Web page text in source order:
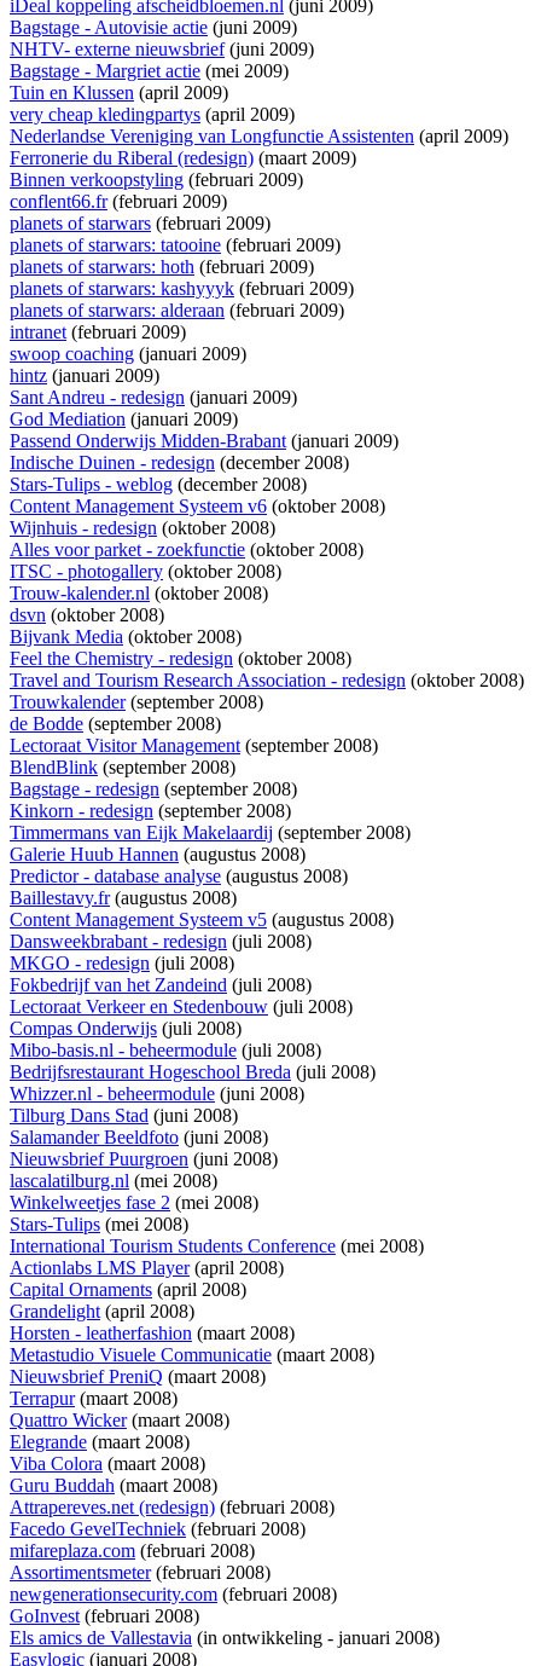
iDeal koppeling afscheidbloemen.nl (juni 2009)
Bagstage - Autovisie actie (juni 2009)
NHTV- externe nieuwsbrief(juni 2009)
Bagstage - Margriet actie (mei 2009)
Tuin en Klussen (april 2009)
very cheap kledingpartys (april 2009)
Nederlandse Vereniging van Longfunctie Assistenten (april 2009)
Ferronerie du Riberal (redesign) (maart 2009)
Binnen verkoopstyling (februari 2009)
conflent66.fr(februari 2009)
planets of starwars (februari 2009)
planets of starwars: tatooine (februari 2009)
planets of starwars: hoth (februari 2009)
planets of starwars: kashyyyk (februari 2009)
planets of starwars: alderaan (februari 2009)
intranet(februari 2009)
swoop coaching (januari 2009)
hintz (januari 2009)
Sant Andreu - redesign (januari 2009)
God Mediation (januari 2009)
Passend Onderwijs Midden-Brabant(januari 2009)
Indische Duinen - redesign (december 2008)
Stars-Tulips - weblog (december 2008)
Content Management Systeem v6 (oktober 2008)
Wijnhuis - redesign (oktober 2008)
Alles voor parket - zoekfunctie (oktober 2008)
ITSC - photogallery (oktober 2008)
Trouw-kalender.nl (oktober 2008)
dsvn (oktober 2008)
Bijvank Media (oktober 2008)
Feel the Chemistry - redesign (oktober 2008)
Travel and Tourism Research Association - redesign (oktober 2008)
Trouwkalender(september 2008)
de Bodde (september 2008)
Lectoraat Visitor Management(september 2008)
BlendBlink (september 2008)
Bagstage - redesign (september 2008)
Kinkorn - redesign (september 2008)
Timmermans van Eijk Makelaardij (september 2008)
Galerie Huub Hannen (augustus 2008)
Predictor - database analyse (augustus 2008)
Baillestavy.fr(augustus 2008)
Content Management Systeem v5 (augustus 2008)
Dansweekbrabant - redesign (juli 2008)
MKGO - redesign (juli 2008)
Fokbedrijf van het Zandeind (juli 2008)
Lectoraat Verkeer en Stedenbouw (juli 2008)
Compas Onderwijs (juli 2008)
Mibo-basis.nl - beheermodule (juli 2008)
Bedrijfsrestaurant Hogeschool Breda (juli 2008)
Whizzer.nl - beheermodule (juni 2008)
Tilburg Dans Stad (juni 2008)
Salamander Beeldfoto (juni 2008)
Nieuwsbrief Puurgroen (juni 2008)
lascalatilburg.nl (mei 2008)
Winkelweetjes fase 2 (mei 2008)
Stars-Tulips (mei 2008)
International Tourism Students Conference (mei 2008)
Actionlabs LMS Player(april 2008)
Capital Ornaments (april 2008)
Grandelight(april 2008)
Horsten - leatherfashion (maart 2008)
Metastudio Visuele Communicatie (maart 2008)
Nieuwsbrief PreniQ (maart 2008)
Terrapur(maart 2008)
Quattro Wicker(maart 2008)
Elegrande (maart 2008)
Viba Colora (maart 2008)
Guru Buddah (maart 2008)
Attrapereves.net (redesign) (februari 2008)
Facedo GevelTechniek (februari 2008)
mifareplaza.com (februari 2008)
Assortimentsmeter(februari 2008)
newgenerationsecurity.com (februari 2008)
GoInvest(februari 2008)
Els amics de Vallestavia (in ontwikkeling - januari 2008)
Easylogic (januari 2008)